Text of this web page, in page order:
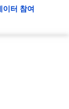
이터 참여